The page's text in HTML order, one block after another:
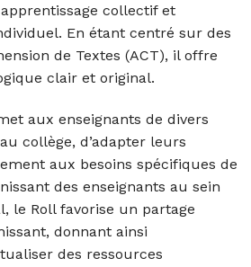
collectif et
En étant centré sur des
de Textes (ACT), il offre
clair et original.
aux enseignants de divers
collège, d’adapter leurs
aux besoins spécifiques de
des enseignants au sein
le Roll favorise un partage
donnant ainsi
des ressources